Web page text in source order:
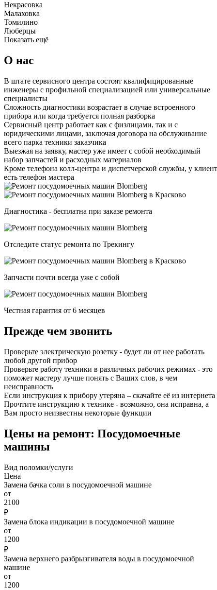
Некрасовка
Малаховка
Томилино
Люберцы
Показать ещё
О нас
В штате сервисного центра состоят квалифицированные
инженеры с профильной специализацией или универсальные
специалисты
Сложность диагностики возрастает в случае встроенного
прибора или когда требуется полная разборка
Сервисный центр работает как с физлицами, так и с
юридическими лицами, заключая договора на обслуживание
всего парка техники заказчика
Выезжая на заявку, мастер уже имеет с собой необходимый
набор запчастей и расходных материалов
Кроме телефона колл-центра и диспетчерской службы, у
есть телефон мастера
Диагностика - бесплатна при заказе ремонта
Отследите статус ремонта по Трекингу
Запчасти почти всегда уже с собой
Честная гарантия от 6 месяцев
Прежде чем звонить
Проверьте электрическую розетку - будет ли от нее работать
любой другой прибор
Проверьте работу техники в различных рабочих режимах - это
поможет мастеру лучше понять с Ваших слов, в чем
неисправность
Если инструкция к прибору утеряна – скачайте её из интернета
Прочтите инструкцию к технике - возможно, она исправна, а
Вам просто неизвестны некоторые функции
Цены на ремонт: Посудомоечные
машины
Вид поломки/услуги
Цена
Замена бачка соли в посудомоечной машине
от
2100
₽
Замена блока индикации в посудомоечной машине
от
1200
₽
Замена верхнего разбрызгивателя воды в посудомоечной
машине
от
1200